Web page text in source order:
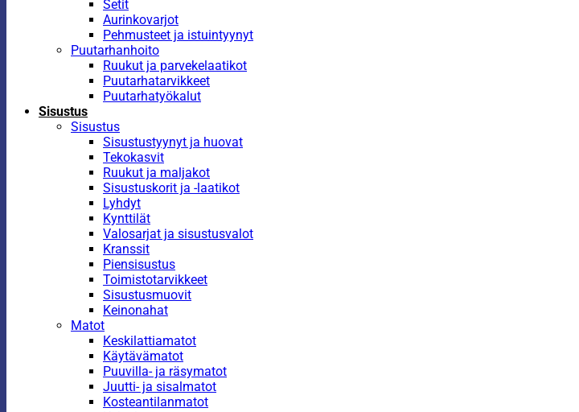
Setit
Aurinkovarjot
Pehmusteet ja istuintyynyt
Puutarhanhoito
Ruukut ja parvekelaatikot
Puutarhatarvikkeet
Puutarhatyökalut
Sisustus
Sisustus
Sisustustyynyt ja huovat
Tekokasvit
Ruukut ja maljakot
Sisustuskorit ja -laatikot
Lyhdyt
Kynttilät
Valosarjat ja sisustusvalot
Kranssit
Piensisustus
Toimistotarvikkeet
Sisustusmuovit
Keinonahat
Matot
Keskilattiamatot
Käytävämatot
Puuvilla- ja räsymatot
Juutti- ja sisalmatot
Kosteantilanmatot